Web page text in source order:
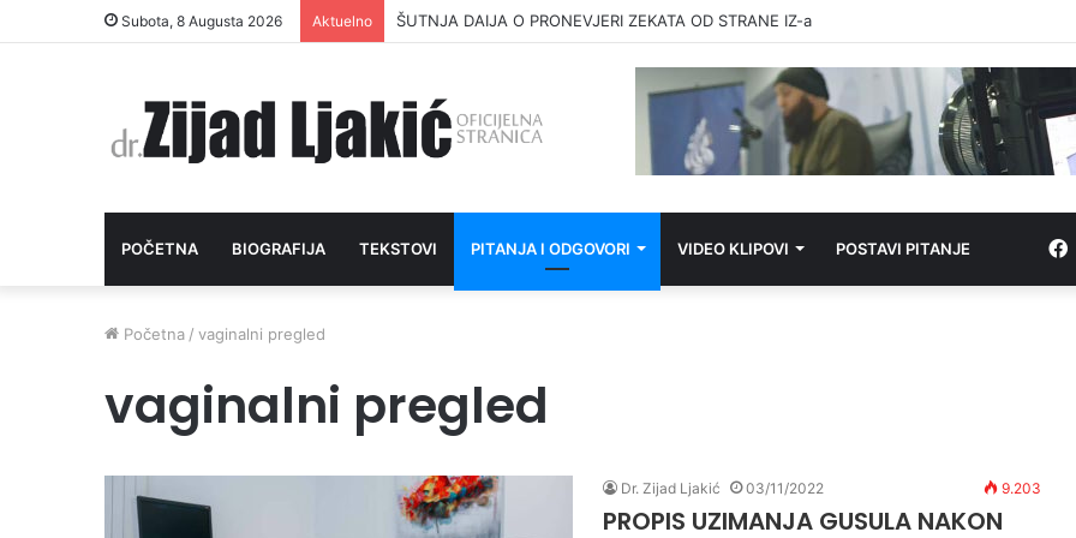
Subota, 8 Augusta 2026 Aktuelno ŠUTNJA DAIJA O PRONEVJERI ZEKATA OD STRANE IZ-a
POČETNA BIOGRAFIJA TEKSTOVI PITANJA I ODGOVORI VIDEO KLIPOVI POSTAVI PITANJE
Početna / vaginalni pregled
vaginalni pregled
Dr. Zijad Ljakić 03/11/2022 9.203
PROPIS UZIMANJA GUSULA NAKON